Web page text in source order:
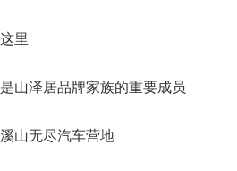
这里
是山泽居品牌家族的重要成员
溪山无尽汽车营地